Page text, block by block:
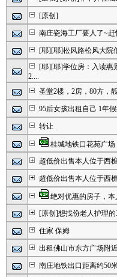
[原创]
南庄瓷海工厂要人了~赶
[耶][耶]松风路松风大院
[耶][耶]学位房：入读惠
2....
圣堂2楼，2房，80方，
95后女孩出租自己 1年
转让
桂城地铁口花苑广场
超低价出售本人位于西
超低价出售本人位于西
绝对优惠的房子，本
[原创]想找份老人护理
住家 保姆
出租佛山市东方广场附
南庄地铁出口距离约50